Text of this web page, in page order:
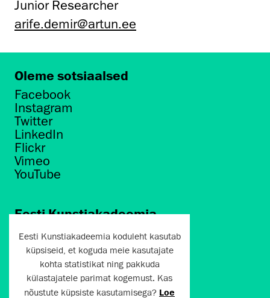
Junior Researcher
arife.demir@artun.ee
Oleme sotsiaalsed
Facebook
Instagram
Twitter
LinkedIn
Flickr
Vimeo
YouTube
Eesti Kunstiakadeemia
Põhja puiestee 7
Tallinn 10412
artun@artun.ee
+372 6267301
Eesti Kunstiakadeemia koduleht kasutab
küpsiseid, et koguda meie kasutajate
kohta statistikat ning pakkuda
külastajatele parimat kogemust. Kas
nõustute küpsiste kasutamisega? Loe